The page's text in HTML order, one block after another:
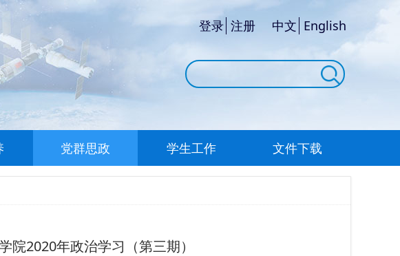
登录 注册 中文 English
党群思政 学生工作 文件下载
院2020年政治学习（第三期）